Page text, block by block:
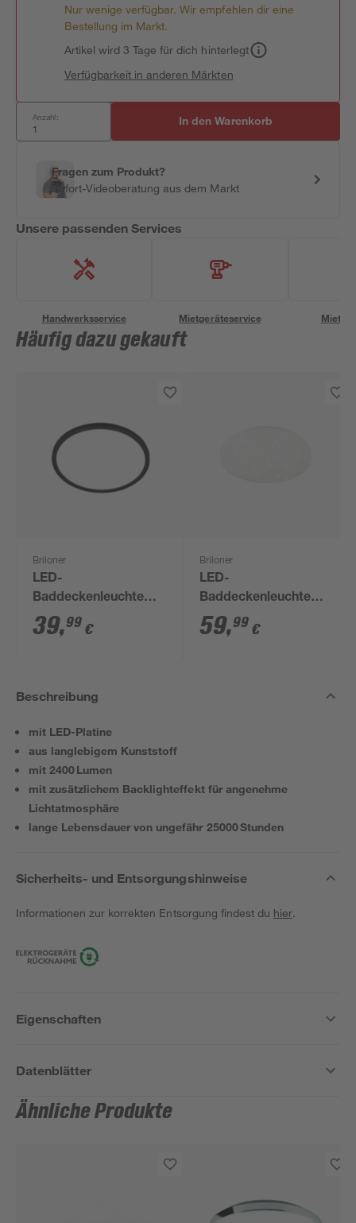
Nur wenige verfügbar. Wir empfehlen dir eine
Bestellung im Markt.
Artikel wird 3 Tage für dich hinterlegt
Verfügbarkeit in anderen Märkten
Anzahl: In den Warenkorb
Fragen zum Produkt?
Sofort-Videoberatung aus dem Markt
Unsere passenden Services
Handwerksservice Mietgeräteservice
Häufig dazu gekauft
Briloner
LED-
Baddeckenleuchte
'Pulap' 2400 lm
neutralweiß Ø 29 x 4
39,99 €
Briloner
LED-
Baddeckenleuchte
'Sternenhimmel' 18 W
2200 lm neutralweiß Ø
59,99 €
Beschreibung
mit LED-Platine
aus langlebigem Kunststoff
mit 2400 Lumen
mit zusätzlichem Backlighteffekt für angenehme
Lichtatmosphäre
lange Lebensdauer von ungefähr 25000 Stunden
Sicherheits- und Entsorgungshinweise
Informationen zur korrekten Entsorgung findest du hier.
Eigenschaften
Datenblätter
Ähnliche Produkte